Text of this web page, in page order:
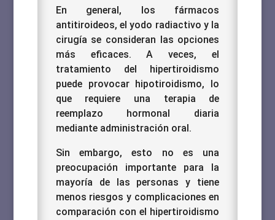
En general, los fármacos
antitiroideos, el yodo radiactivo y la
cirugía se consideran las opciones
más eficaces.A veces, el
tratamiento del hipertiroidismo
puede provocar hipotiroidismo, lo
que requiere una terapia de
reemplazo hormonal diaria
mediante administración oral.
Sin embargo, esto no es una
preocupación importante para la
mayoría de las personas y tiene
menos riesgos y complicaciones en
comparación con el hipertiroidismo